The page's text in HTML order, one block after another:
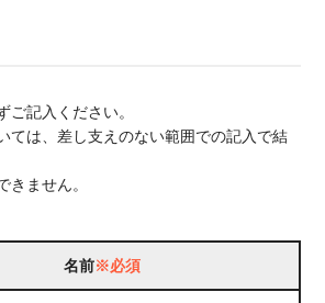
ご記入ください。
ては、差し支えのない範囲での記入で結
きません。
名前※必須